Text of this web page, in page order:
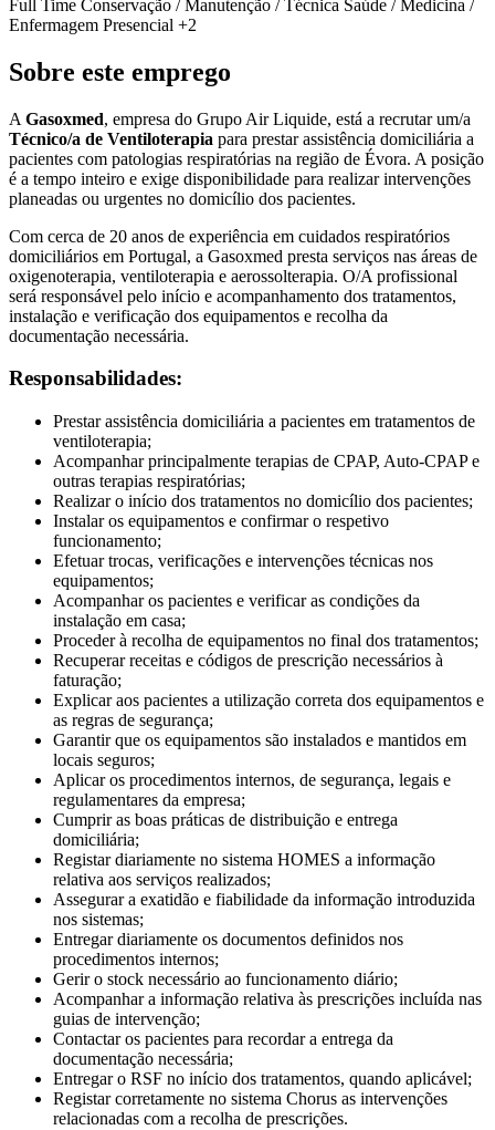
Full Time Conservação / Manutenção / Técnica Saúde / Medicina /
Enfermagem Presencial +2
Sobre este emprego
A Gasoxmed, empresa do Grupo Air Liquide, está a recrutar um/a
Técnico/a de Ventiloterapia para prestar assistência domiciliária a
pacientes com patologias respiratórias na região de Évora. A posição
é a tempo inteiro e exige disponibilidade para realizar intervenções
planeadas ou urgentes no domicílio dos pacientes.
Com cerca de 20 anos de experiência em cuidados respiratórios
domiciliários em Portugal, a Gasoxmed presta serviços nas áreas de
oxigenoterapia, ventiloterapia e aerossolterapia. O/A profissional
será responsável pelo início e acompanhamento dos tratamentos,
instalação e verificação dos equipamentos e recolha da
documentação necessária.
Responsabilidades:
Prestar assistência domiciliária a pacientes em tratamentos de
ventiloterapia;
Acompanhar principalmente terapias de CPAP, Auto-CPAP e
outras terapias respiratórias;
Realizar o início dos tratamentos no domicílio dos pacientes;
Instalar os equipamentos e confirmar o respetivo
funcionamento;
Efetuar trocas, verificações e intervenções técnicas nos
equipamentos;
Acompanhar os pacientes e verificar as condições da
instalação em casa;
Proceder à recolha de equipamentos no final dos tratamentos;
Recuperar receitas e códigos de prescrição necessários à
faturação;
Explicar aos pacientes a utilização correta dos equipamentos e
as regras de segurança;
Garantir que os equipamentos são instalados e mantidos em
locais seguros;
Aplicar os procedimentos internos, de segurança, legais e
regulamentares da empresa;
Cumprir as boas práticas de distribuição e entrega
domiciliária;
Registar diariamente no sistema HOMES a informação
relativa aos serviços realizados;
Assegurar a exatidão e fiabilidade da informação introduzida
nos sistemas;
Entregar diariamente os documentos definidos nos
procedimentos internos;
Gerir o stock necessário ao funcionamento diário;
Acompanhar a informação relativa às prescrições incluída nas
guias de intervenção;
Contactar os pacientes para recordar a entrega da
documentação necessária;
Entregar o RSF no início dos tratamentos, quando aplicável;
Registar corretamente no sistema Chorus as intervenções
relacionadas com a recolha de prescrições.